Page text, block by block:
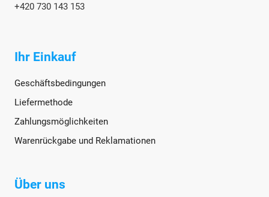
+420 730 143 153
Ihr Einkauf
Geschäftsbedingungen
Liefermethode
Zahlungsmöglichkeiten
Warenrückgabe und Reklamationen
Über uns